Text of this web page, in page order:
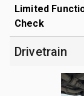
Limited
Check
Drivetrain